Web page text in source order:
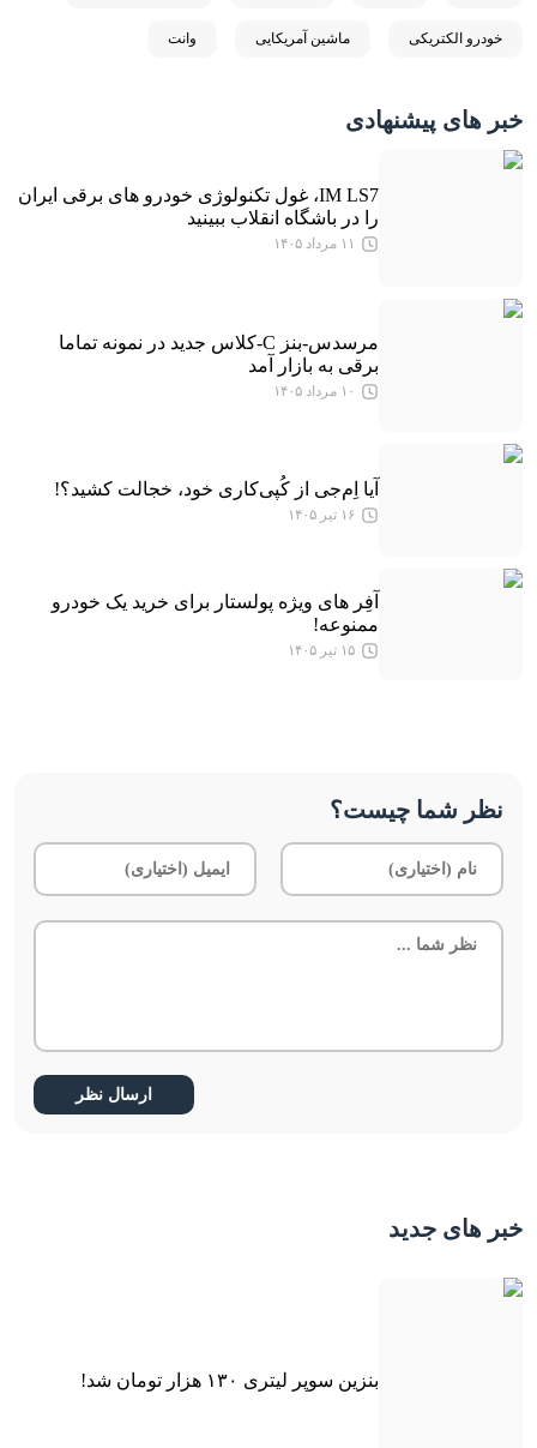
خودرو الکتریکی ماشین آمریکایی وانت
خبر های پیشنهادی
IM LS7، غول تکنولوژی خودرو های برقی ایران
را در باشگاه انقلاب ببینید
۱۱ مرداد ۱۴۰۵
مرسدس-بنز C-کلاس جدید در نمونه تماما
برقی به بازار آمد
۱۰ مرداد ۱۴۰۵
آیا اِم‌جی از کُپی‌کاری خود، خجالت کشید؟!
۱۶ تیر ۱۴۰۵
آفِر های ویژه پولستار برای خرید یک خودرو
ممنوعه!
۱۵ تیر ۱۴۰۵
نظر شما چیست؟
خبر های جدید
بنزین سوپر لیتری ۱۳۰ هزار تومان شد!